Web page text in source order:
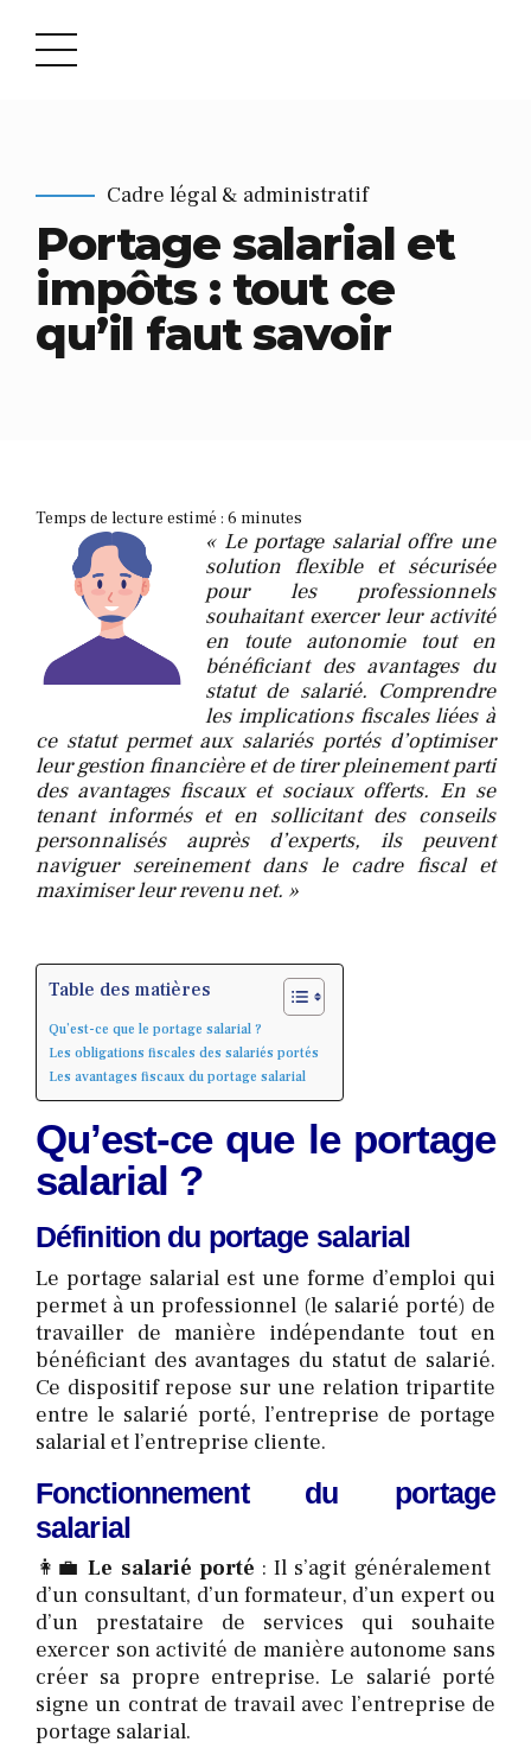
Cadre légal & administratif
Portage salarial et
impôts : tout ce
qu’il faut savoir
Temps de lecture estimé : 6 minutes
« Le portage salarial offre une
solution flexible et sécurisée
pour les professionnels
souhaitant exercer leur activité
en toute autonomie tout en
bénéficiant des avantages du
statut de salarié. Comprendre
les implications fiscales liées à
ce statut permet aux salariés portés d’optimiser
leur gestion financière et de tirer pleinement parti
des avantages fiscaux et sociaux offerts. En se
tenant informés et en sollicitant des conseils
personnalisés auprès d’experts, ils peuvent
naviguer sereinement dans le cadre fiscal et
maximiser leur revenu net. »
Table des matières
Qu’est-ce que le portage salarial ?
Les obligations fiscales des salariés portés
Les avantages fiscaux du portage salarial
Qu’est-ce que le portage
salarial ?
Définition du portage salarial
Le portage salarial est une forme d’emploi qui
permet à un professionnel (le salarié porté) de
travailler de manière indépendante tout en
bénéficiant des avantages du statut de salarié.
Ce dispositif repose sur une relation tripartite
entre le salarié porté, l’entreprise de portage
salarial et l’entreprise cliente.
Fonctionnement du portage
salarial
👩‍💼Le salarié porté : Il s’agit généralement
d’un consultant, d’un formateur, d’un expert ou
d’un prestataire de services qui souhaite
exercer son activité de manière autonome sans
créer sa propre entreprise. Le salarié porté
signe un contrat de travail avec l’entreprise de
portage salarial.